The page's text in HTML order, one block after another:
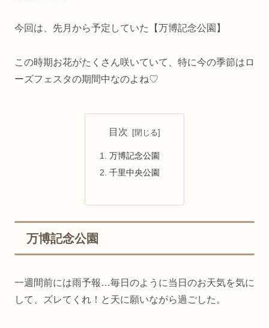
今回は、先月から予定していた【万博記念公園】
この時期お花がたくさん咲いていて、特に今の季節はロ
ーズフェスタの期間中なのよね♡
目次
万博記念公園
千里中央公園
万博記念公園
一週間前には雨予報…毎日のように当日のお天気を気に
して、ズレてくれ！と天に願いながら過ごした。